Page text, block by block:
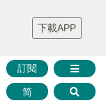
財華證券 媒體矩陣
智庫沙龍
聯絡我們
訂閱
简
下載APP